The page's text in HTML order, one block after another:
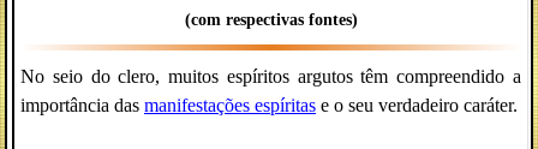
(com respectivas fontes)
No seio do clero, muitos espíritos argutos têm compreendido a
importância das manifestações espíritas e o seu verdadeiro caráter.